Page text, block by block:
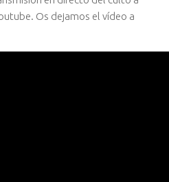
Os dejamos el vídeo a